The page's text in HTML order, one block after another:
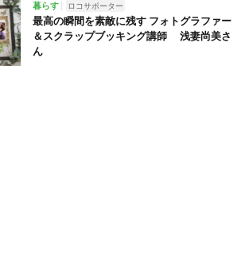
暮らす ロコサポーター
最高の瞬間を素敵に残す フォトグラファー
＆スクラップブッキング講師 浅妻尚美さ
ん